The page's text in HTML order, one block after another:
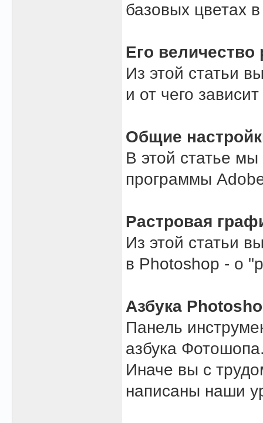
базовых цветах
Его величество
Из этой статьи
и от чего
Общие
В этой статье
программы
Растровая
Из этой статьи
в Photoshop - о
Азбука
Панель
азбука
Иначе вы с
написаны наши